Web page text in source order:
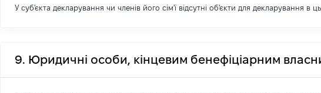
У суб'єкта декларування чи членів його сім'ї відсутні об'єкти для декларування в
9. Юридичні особи, кінцевим бенефіціарним